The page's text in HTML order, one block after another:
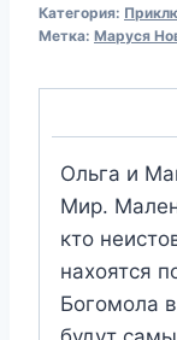
Категория:
Метка: Маруся
Ольга и
Мир.
кто
нахоятся
Богомола